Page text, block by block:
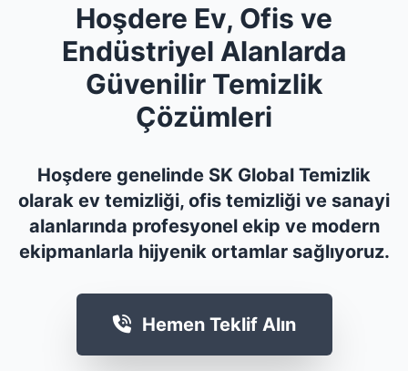
Hoşdere Ev, Ofis ve
Endüstriyel Alanlarda
Güvenilir Temizlik
Çözümleri
Hoşdere genelinde SK Global Temizlik
olarak ev temizliği, ofis temizliği ve sanayi
alanlarında profesyonel ekip ve modern
ekipmanlarla hijyenik ortamlar sağlıyoruz.
Hemen Teklif Alın